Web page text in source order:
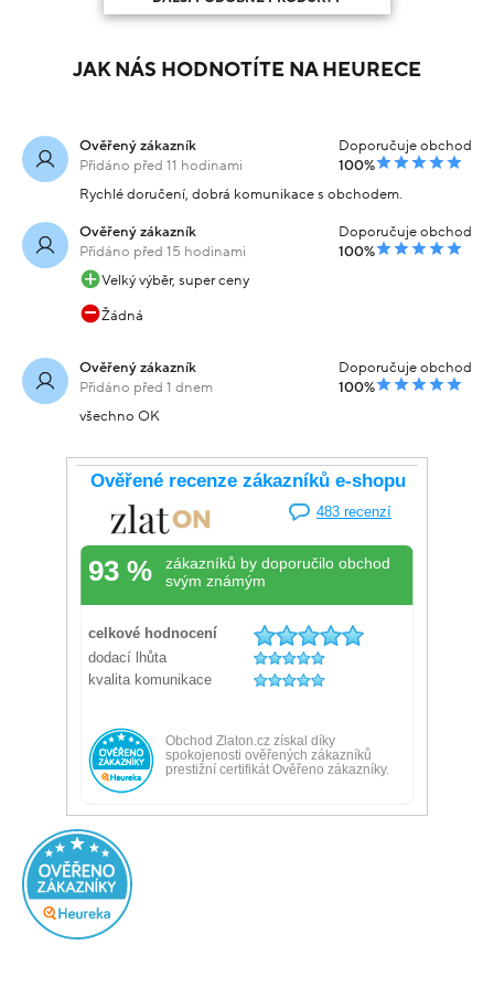
JAK NÁS HODNOTÍTE NA HEURECE
Ověřený zákazník
Přidáno před 11 hodinami
Doporučuje obchod
100%
Rychlé doručení, dobrá komunikace s obchodem.
Ověřený zákazník
Přidáno před 15 hodinami
Doporučuje obchod
100%
Velký výběr, super ceny
Žádná
Ověřený zákazník
Přidáno před 1 dnem
Doporučuje obchod
100%
všechno OK